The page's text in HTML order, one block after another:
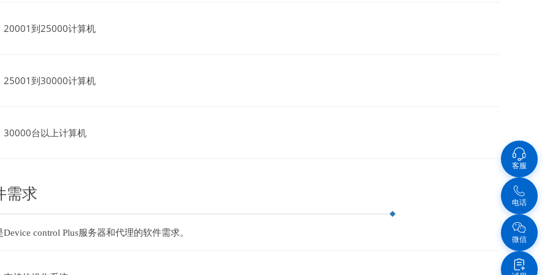
20001到25000计算机
25001到30000计算机
30000台以上计算机
需求
Device control Plus服务器和代理的软件需求。
客服
电话
微信